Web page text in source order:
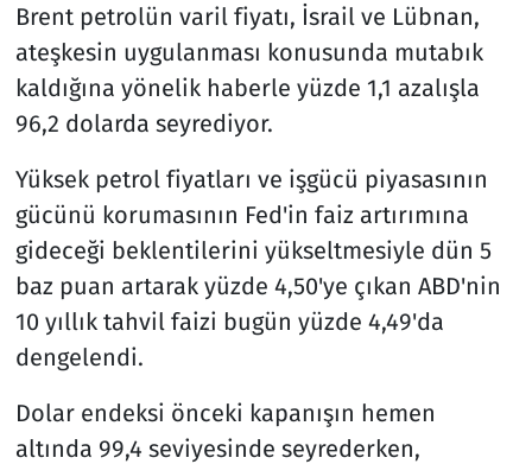
Brent petrolün varil fiyatı, İsrail ve Lübnan,
ateşkesin uygulanması konusunda mutabık
kaldığına yönelik haberle yüzde 1,1 azalışla
96,2 dolarda seyrediyor.
Yüksek petrol fiyatları ve işgücü piyasasının
gücünü korumasının Fed'in faiz artırımına
gideceği beklentilerini yükseltmesiyle dün 5
baz puan artarak yüzde 4,50'ye çıkan ABD'nin
10 yıllık tahvil faizi bugün yüzde 4,49'da
dengelendi.
Dolar endeksi önceki kapanışın hemen
altında 99,4 seviyesinde seyrederken,